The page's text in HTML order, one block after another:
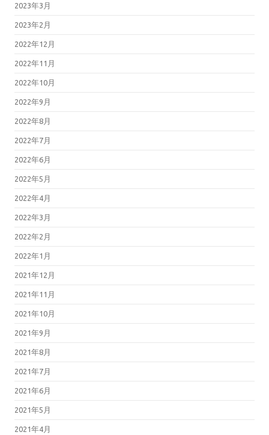
2023年3月
2023年2月
2022年12月
2022年11月
2022年10月
2022年9月
2022年8月
2022年7月
2022年6月
2022年5月
2022年4月
2022年3月
2022年2月
2022年1月
2021年12月
2021年11月
2021年10月
2021年9月
2021年8月
2021年7月
2021年6月
2021年5月
2021年4月